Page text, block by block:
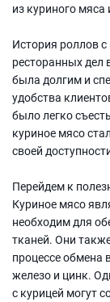
из куриного
История роллов
ресторанных дел
была долгим и
удобства
было легко
куриное мясо
своей
Перейдем к
Куриное мясо
необходим для
тканей. Они
процессе обмена
железо и цинк.
с курицей могут